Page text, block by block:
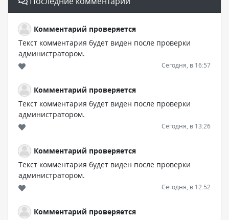
Комментарий проверяется
Текст комментария будет виден после проверки
администратором.
Сегодня, в 16:57
Комментарий проверяется
Текст комментария будет виден после проверки
администратором.
Сегодня, в 13:26
Комментарий проверяется
Текст комментария будет виден после проверки
администратором.
Сегодня, в 12:52
Комментарий проверяется